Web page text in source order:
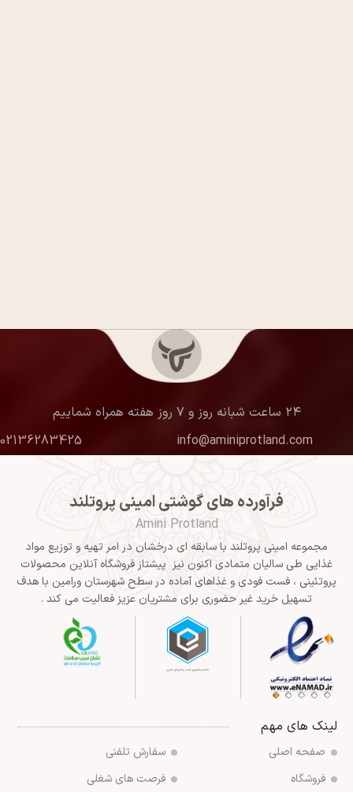
۲۴ ساعت شبانه روز و ۷ روز هفته همراه شماییم
info@aminiprotland.com
02136283425
فرآورده های گوشتی امینی پروتلند
Amini Protland
مجموعه امینی پروتلند با سابقه ای درخشان در امر تهیه و توزیع مواد
غذایی طی سالیان متمادی اکنون نیز پیشتاز فروشگاه آنلاین محصولات
پروتئینی ، فست فودی و غذاهای آماده در سطح شهرستان ورامین با هدف
تسهیل خرید غیر حضوری برای مشتریان عزیز فعالیت می کند .
لینک های مهم
صفحه اصلی
فروشگاه
سفارش تلفنی
فرصت های شغلی